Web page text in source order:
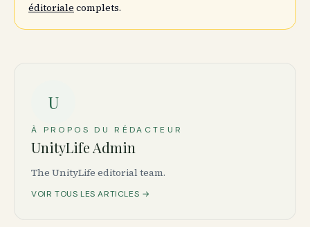
éditoriale complets.
U
À PROPOS DU RÉDACTEUR
UnityLife Admin
The UnityLife editorial team.
VOIR TOUS LES ARTICLES →